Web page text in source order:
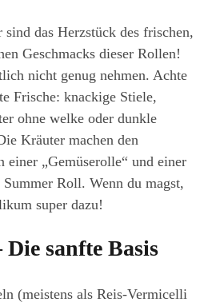
das Herzstück des frischen,
Geschmacks dieser Rollen!
nicht genug nehmen. Achte
Frische: knackige Stiele,
ohne welke oder dunkle
Kräuter machen den
einer „Gemüserolle“ und einer
Summer Roll. Wenn du magst,
super dazu!
sanfte Basis
(meistens als Reis-Vermicelli